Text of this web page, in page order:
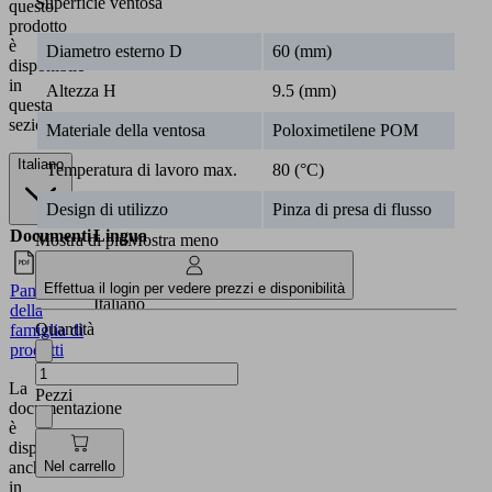
questo
prodotto
è
disponibile
in
questa
sezione.
Italiano
DocumentiLingua
Panoramica
della
famiglia di
prodotti
Italiano
La
documentazione
è
disponibile
anche
in
Diametro esterno D 60 (mm)
Altezza H 9.5 (mm)
Materiale della ventosa Poloximetilene POM
Temperatura di lavoro max. 80 (°C)
Design di utilizzo
Pinza di presa di flusso
Mostra di piùMostra meno
Effettua il login per vedere prezzi e disponibilità
Quantità
Pezzi
Nel carrello